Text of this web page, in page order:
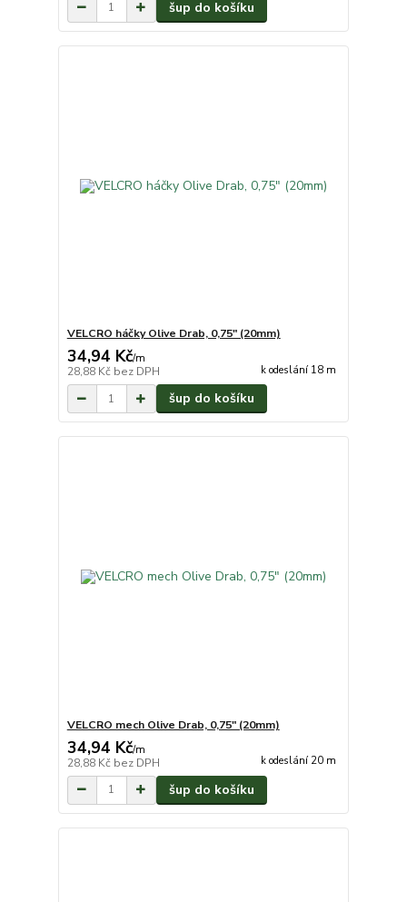
šup do košíku
VELCRO háčky Olive Drab, 0,75" (20mm)
34,94 Kč/m
28,88 Kč bez DPH k odeslání 18 m
šup do košíku
VELCRO mech Olive Drab, 0,75" (20mm)
34,94 Kč/m
28,88 Kč bez DPH k odeslání 20 m
šup do košíku